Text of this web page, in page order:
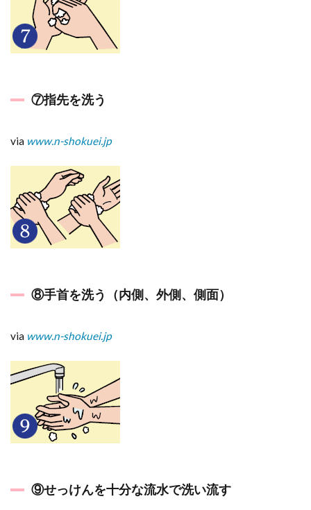
⑦指先を洗う
via www.n-shokuei.jp
⑧手首を洗う（内側、外側、側面）
via www.n-shokuei.jp
⑨せっけんを十分な流水で洗い流す